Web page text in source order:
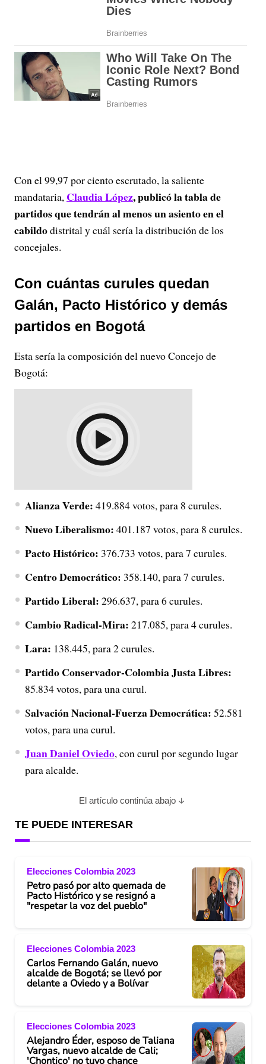
Con el 99,97 por ciento escrutado, la saliente
mandataria, Claudia López, publicó la tabla de
partidos que tendrán al menos un asiento en el
cabildodistrital y cuál sería la distribución de los
concejales.
Con cuántas curules quedan
Galán, Pacto Histórico y demás
partidos en Bogotá
Esta sería la composición del nuevo Concejo de
Bogotá:
Alianza Verde: 419.884 votos, para 8 curules.
Nuevo Liberalismo: 401.187 votos, para 8 curules.
Pacto Histórico: 376.733 votos, para 7 curules.
Centro Democrático: 358.140, para 7 curules.
Partido Liberal: 296.637, para 6 curules.
Cambio Radical-Mira: 217.085, para 4 curules.
Lara: 138.445, para 2 curules.
Partido Conservador-Colombia Justa Libres:
85.834 votos, para una curul.
Salvación Nacional-Fuerza Democrática: 52.581
votos, para una curul.
Juan Daniel Oviedo, con curul por segundo lugar
para alcalde.
El artículo continúa abajo
TE PUEDE INTERESAR
Elecciones Colombia 2023
Petro pasó por alto quemada de
Pacto Histórico y se resignó a
"respetar la voz del pueblo"
Elecciones Colombia 2023
Carlos Fernando Galán, nuevo
alcalde de Bogotá; se llevó por
delante a Oviedo y a Bolívar
Elecciones Colombia 2023
Alejandro Éder, esposo de Taliana
Vargas, nuevo alcalde de Cali;
'Chontico' no tuvo chance